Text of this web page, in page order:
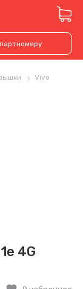
Vivo
4G